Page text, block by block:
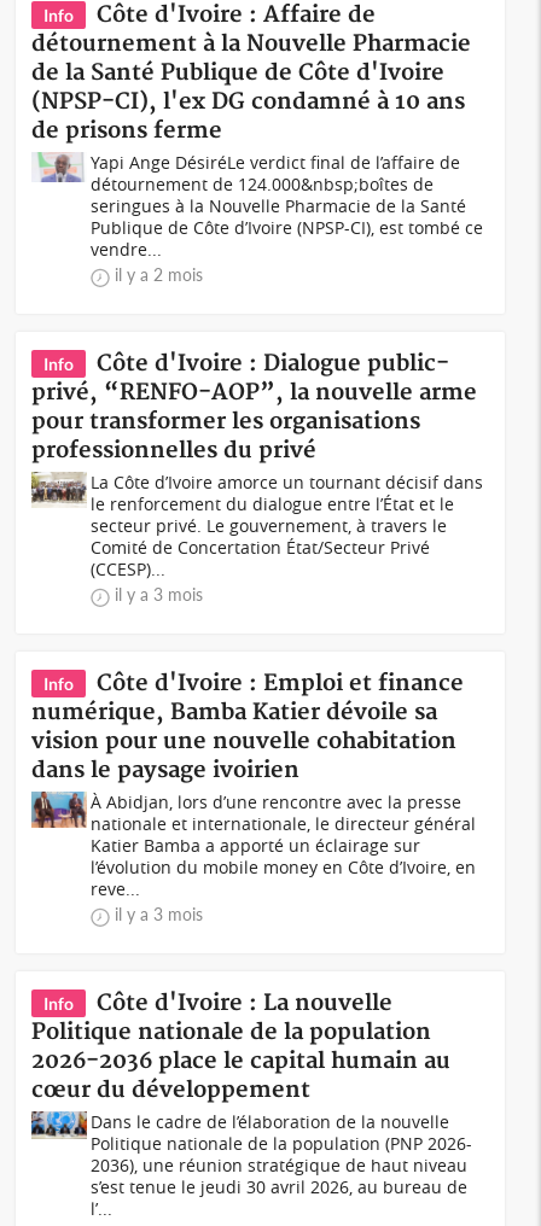
Info
Côte d'Ivoire : Affaire de
détournement à la Nouvelle Pharmacie
de la Santé Publique de Côte d'Ivoire
(NPSP-CI), l'ex DG condamné à 10 ans
de prisons ferme
Yapi Ange DésiréLe verdict final de l’affaire de
détournement de 124.000&nbsp;boîtes de
seringues à la Nouvelle Pharmacie de la Santé
Publique de Côte d’Ivoire (NPSP-CI), est tombé ce
vendre...
il y a 2 mois
Info
Côte d'Ivoire : Dialogue public-
privé, “RENFO-AOP”, la nouvelle arme
pour transformer les organisations
professionnelles du privé
La Côte d’Ivoire amorce un tournant décisif dans
le renforcement du dialogue entre l’État et le
secteur privé. Le gouvernement, à travers le
Comité de Concertation État/Secteur Privé
(CCESP)...
il y a 3 mois
Info
Côte d'Ivoire : Emploi et finance
numérique, Bamba Katier dévoile sa
vision pour une nouvelle cohabitation
dans le paysage ivoirien
À Abidjan, lors d’une rencontre avec la presse
nationale et internationale, le directeur général
Katier Bamba a apporté un éclairage sur
l’évolution du mobile money en Côte d’Ivoire, en
reve...
il y a 3 mois
Info
Côte d'Ivoire : La nouvelle
Politique nationale de la population
2026-2036 place le capital humain au
cœur du développement
Dans le cadre de l’élaboration de la nouvelle
Politique nationale de la population (PNP 2026-
2036), une réunion stratégique de haut niveau
s’est tenue le jeudi 30 avril 2026, au bureau de
l’...